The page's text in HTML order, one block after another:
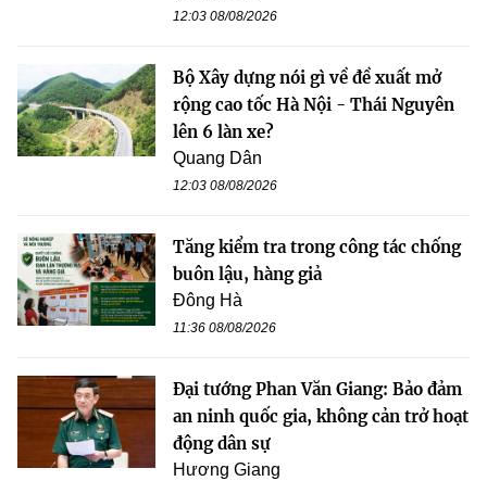
12:03 08/08/2026
Bộ Xây dựng nói gì về đề xuất mở
rộng cao tốc Hà Nội - Thái Nguyên
lên 6 làn xe?
Quang Dân
12:03 08/08/2026
Tăng kiểm tra trong công tác chống
buôn lậu, hàng giả
Đông Hà
11:36 08/08/2026
Đại tướng Phan Văn Giang: Bảo đảm
an ninh quốc gia, không cản trở hoạt
động dân sự
Hương Giang